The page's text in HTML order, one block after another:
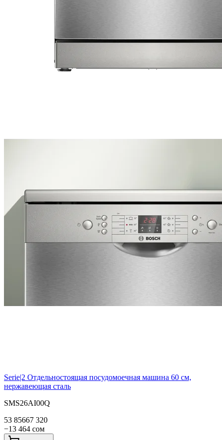
Serie|2 Отдельностоящая посудомоечная машина 60 см,
нержавеющая сталь
SMS26AI00Q
53 85667 320
−13 464 сом